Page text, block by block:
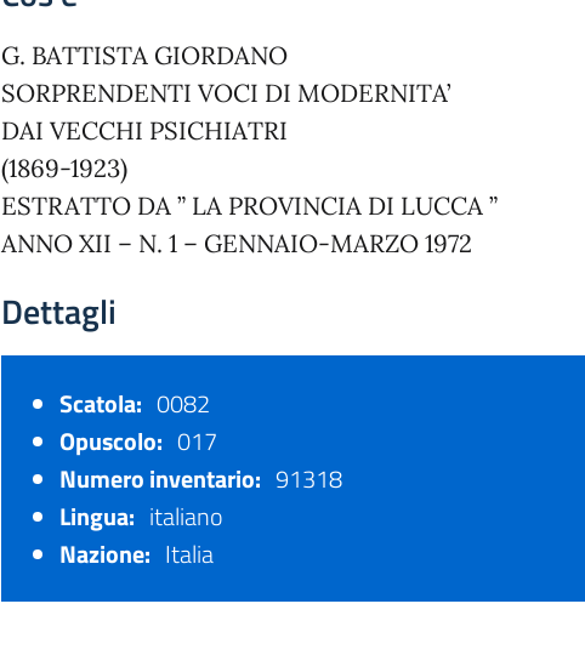
G. BATTISTA GIORDANO
SORPRENDENTI VOCI DI MODERNITA
DAI VECCHI PSICHIATRI
(1869-1923)
ESTRATTO DA ” LA PROVINCIA DI LUCCA ”
ANNO XII – N. 1 – GENNAIO-MARZO 1972
Dettagli
Scatola: 0082
Opuscolo: 017
Numero inventario: 91318
Lingua: italiano
Nazione: Italia